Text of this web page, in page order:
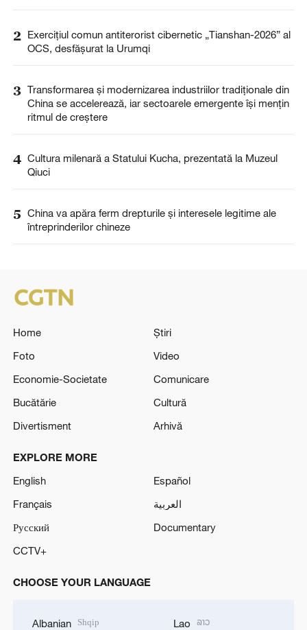
2 Exercițiul comun antiterorist cibernetic „Tianshan-2026” al
OCS, desfășurat la Urumqi
3 Transformarea și modernizarea industriilor tradiționale din
China se accelerează, iar sectoarele emergente își mențin
ritmul de creștere
4 Cultura milenară a Statului Kucha, prezentată la Muzeul
Qiuci
5 China va apăra ferm drepturile și interesele legitime ale
întreprinderilor chineze
Home
Știri
Foto
Video
Economie-Societate
Comunicare
Bucătărie
Cultură
Divertisment
Arhivă
EXPLORE MORE
English
Español
Français
العربية
Русский
Documentary
CCTV+
CHOOSE YOUR LANGUAGE
Albanian Shqip Lao ລາວ